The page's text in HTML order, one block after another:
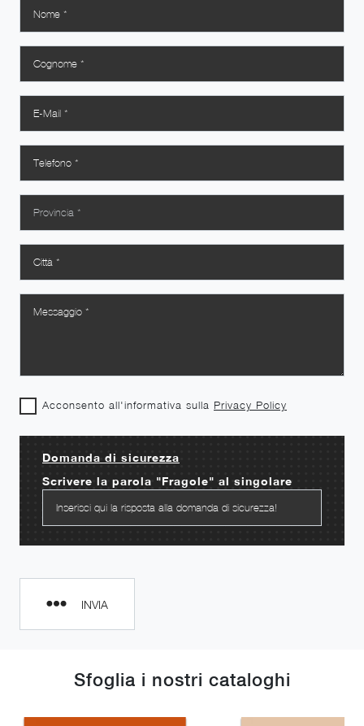
Sfoglia i nostri cataloghi
Acconsento all'informativa sulla Privacy Policy
Domanda di sicurezza
Scrivere la parola "Fragole" al singolare
INVIA